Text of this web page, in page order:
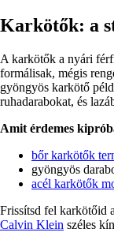
Karkötők: a
A karkötők a nyári
formálisak, mégis
gyöngyös karkötő
ruhadarabokat, és
Amit érdemes
bőr karkötők
gyöngyös
acél karkötők
Frissítsd fel karkötőid a
Calvin Klein széles